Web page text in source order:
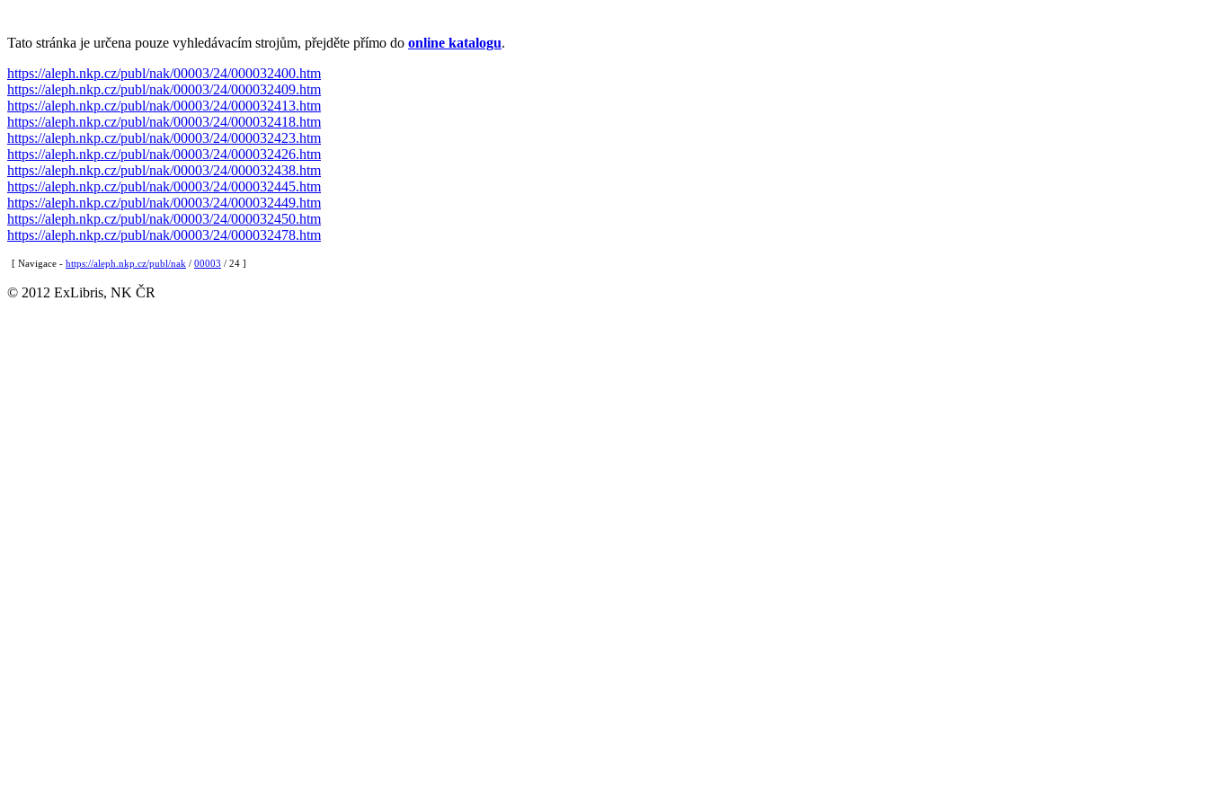
Tato stránka je určena pouze vyhledávacím strojům, přejděte přímo do online katalogu.
https://aleph.nkp.cz/publ/nak/00003/24/000032400.htm
https://aleph.nkp.cz/publ/nak/00003/24/000032409.htm
https://aleph.nkp.cz/publ/nak/00003/24/000032413.htm
https://aleph.nkp.cz/publ/nak/00003/24/000032418.htm
https://aleph.nkp.cz/publ/nak/00003/24/000032423.htm
https://aleph.nkp.cz/publ/nak/00003/24/000032426.htm
https://aleph.nkp.cz/publ/nak/00003/24/000032438.htm
https://aleph.nkp.cz/publ/nak/00003/24/000032445.htm
https://aleph.nkp.cz/publ/nak/00003/24/000032449.htm
https://aleph.nkp.cz/publ/nak/00003/24/000032450.htm
https://aleph.nkp.cz/publ/nak/00003/24/000032478.htm
[ Navigace - https://aleph.nkp.cz/publ/nak / 00003 / 24 ]
© 2012 ExLibris, NK ČR